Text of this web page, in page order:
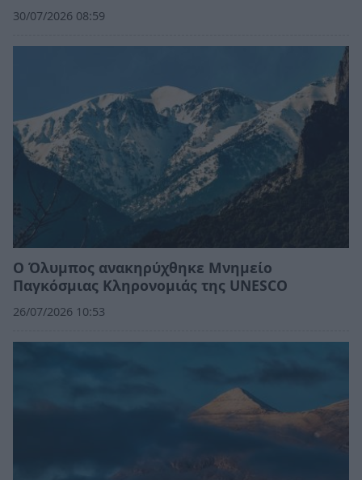
30/07/2026 08:59
Ο Όλυμπος ανακηρύχθηκε Μνημείο
Παγκόσμιας Κληρονομιάς της UNESCO
26/07/2026 10:53